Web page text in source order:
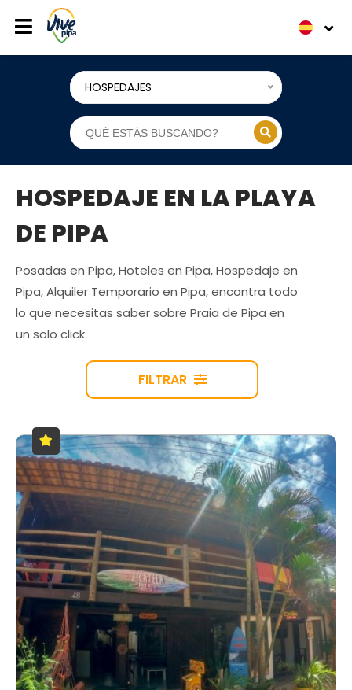
HOSPEDAJES
HOSPEDAJE EN LA PLAYA
DE PIPA
Posadas en Pipa, Hoteles en Pipa, Hospedaje en
Pipa, Alquiler Temporario en Pipa, encontra todo
lo que necesitas saber sobre Praia de Pipa en
un solo click.
FILTRAR